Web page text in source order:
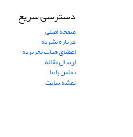
دسترسی سریع
صفحه اصلی
درباره نشریه
اعضای هیات تحریریه
ارسال مقاله
تماس با ما
نقشه سایت